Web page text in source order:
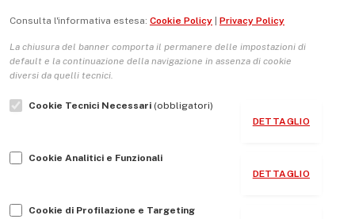
Le Copertine
L’Associazione
Indirizzo Socio Politico Culturale
Guida per le autrici e gli autori
Consulta l'informativa estesa: Cookie Policy Privacy Policy
La chiusura del banner comporta il permanere delle impostazioni di
default e la continuazione della navigazione in assenza di cookie
diversi da quelli tecnici.
Cookie Tecnici Necessari (obbligatori)
DETTAGLIO
Cookie Analitici e Funzionali
DETTAGLIO
Cookie di Profilazione e Targeting